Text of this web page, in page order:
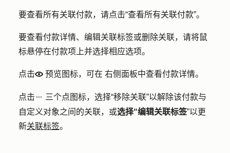
要查看所有关联付款，请点击“查看所有关联付款”。
要查看付款详情、编辑关联标签或删除关联，请将鼠
标悬停在付款项上并选择相应选项。
点击preview 预览图标，可在 右侧面板中查看付款详情。
点击 ellipses 三个点图标，选择“移除关联”以解除该付款与
自定义对象之间的关联，或选择“编辑关联标签”以更
新关联标签。